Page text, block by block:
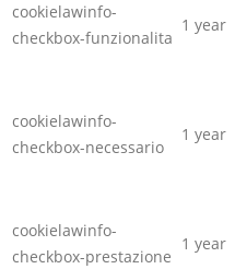
cookielawinfo-
checkbox-funzionalita
1 year
cookielawinfo-
checkbox-necessario
1 year
cookielawinfo-
checkbox-prestazione
1 year